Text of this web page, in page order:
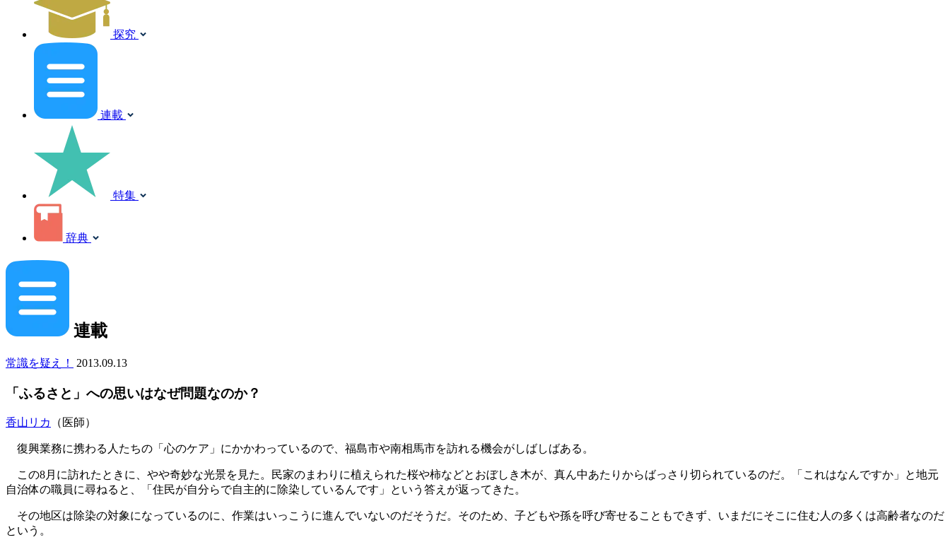
探究
連載
特集
辞典
連載
常識を疑え！ 2013.09.13
「ふるさと」への思いはなぜ問題なのか？
香山リカ （医師）
復興業務に携わる人たちの「心のケア」にかかわっているので、福島市や南相馬市を訪れる機会がしばしばある。
この8月に訪れたときに、やや奇妙な光景を見た。民家のまわりに植えられた桜や柿などとおぼしき木が、真ん中あたりからばっさり切られているのだ。「これはなんですか」と地元
自治体の職員に尋ねると、「住民が自分らで自主的に除染しているんです」という答えが返ってきた。
その地区は除染の対象になっているのに、作業はいっこうに進んでいないのだそうだ。そのため、子どもや孫を呼び寄せることもできず、いまだにそこに住む人の多くは高齢者なのだ
という。